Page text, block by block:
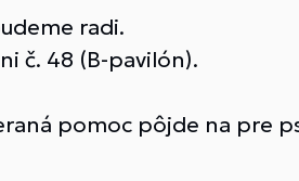
radi.
č. 48 (B-pavilón).
pomoc pôjde na pre